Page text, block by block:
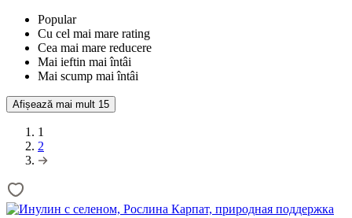
Popular
Cu cel mai mare rating
Cea mai mare reducere
Mai ieftin mai întâi
Mai scump mai întâi
Afișează mai mult 15
1
2